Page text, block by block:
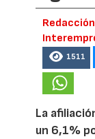
1511
La
un 6,1%